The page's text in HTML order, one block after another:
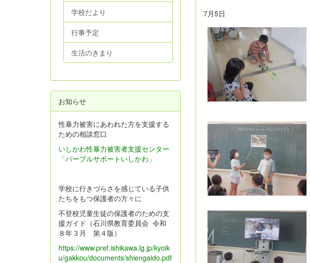
7月5日
学校だより
行事予定
生活のきまり
お知らせ
性暴力被害にあわれた方を支援する
ための相談窓口
いしかわ性暴力被害者支援センター
「パープルサポートいしかわ」
学校に行きづらさを感じている子供
たちをもつ保護者の方々に
不登校児童生徒の保護者のための支
援ガイド（石川県教育委員会 令和
８年３月 第４版）
https://www.pref.ishikawa.lg.jp/kyoik
u/gakkou/documents/shiengaido.pdf